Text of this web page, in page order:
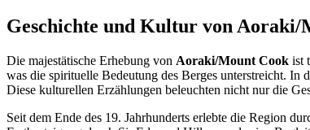
Geschichte und Kultur von Aoraki/
Die majestätische Erhebung von Aoraki/Mount Cook ist
was die spirituelle Bedeutung des Berges unterstreicht. In
Diese kulturellen Erzählungen beleuchten nicht nur die
Seit dem Ende des 19. Jahrhunderts erlebte die Region